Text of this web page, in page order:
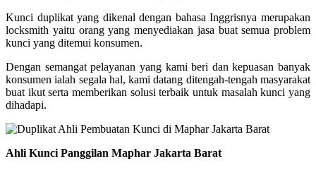
Kunci duplikat yang dikenal dengan bahasa Inggrisnya merupakan
locksmith yaitu orang yang menyediakan jasa buat semua problem
kunci yang ditemui konsumen.
Dengan semangat pelayanan yang kami beri dan kepuasan banyak
konsumen ialah segala hal, kami datang ditengah-tengah masyarakat
buat ikut serta memberikan solusi terbaik untuk masalah kunci yang
dihadapi.
Ahli Kunci Panggilan Maphar Jakarta Barat